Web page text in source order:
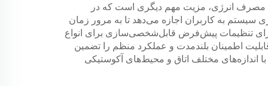
مصرف انرژی، مزیت مهم دیگری است که در
به کاربران اجازه می‌دهد تا به مرور زمان
تنظیمات پیش‌فرض قابل‌شخصی‌سازی برای انواع
اطمینان بلندمدت و عملکرد منظم را تضمین
اندازه‌های مختلف اتاق و محیط‌های آکوستیکی